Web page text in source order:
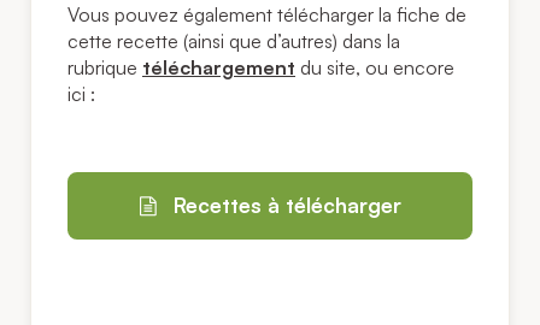
Vous pouvez également télécharger la fiche de
cette recette (ainsi que d’autres) dans la
rubrique téléchargement du site, ou encore
ici :
Recettes à télécharger